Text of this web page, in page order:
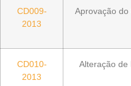
CD009-
2013
Aprovação
CD010-
2013
Alteração de